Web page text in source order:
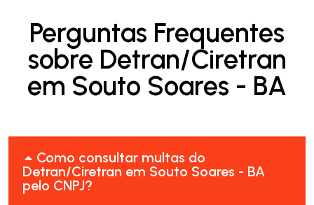
Perguntas Frequentes
sobre Detran/Ciretran
em Souto Soares - BA
Como consultar multas do
Detran/Ciretran em Souto Soares - BA
pelo CNPJ?